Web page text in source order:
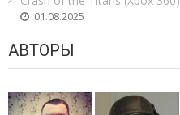
01.08.2025
АВТОРЫ